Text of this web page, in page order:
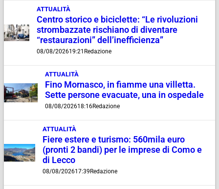
ATTUALITÀ
Centro storico e biciclette: “Le rivoluzioni
strombazzate rischiano di diventare
“restaurazioni” dell’inefficienza”
08/08/202619:21 Redazione
ATTUALITÀ
Fino Mornasco, in fiamme una villetta.
Sette persone evacuate, una in ospedale
08/08/202618:16Redazione
ATTUALITÀ
Fiere estere e turismo: 560mila euro
(pronti 2 bandi) per le imprese di Como e
di Lecco
08/08/202617:39 Redazione